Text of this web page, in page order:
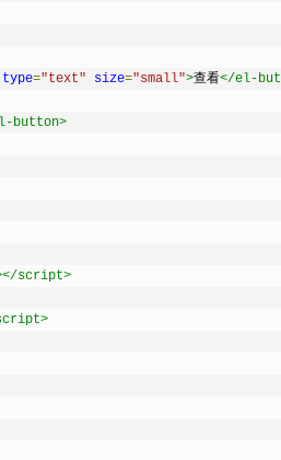
type="text" size="small">查看</el-but
button>
script>